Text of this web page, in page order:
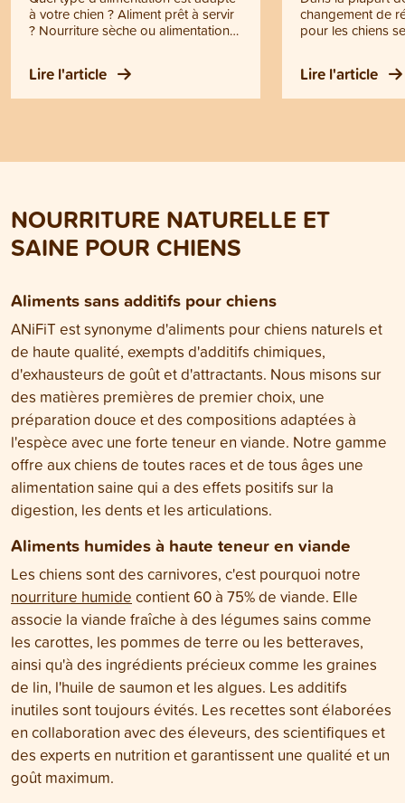
à votre chien ? Aliment prêt à servir
? Nourriture sèche ou alimentation
partie des préférences. En principe,
toutes ces variantes permettent une
découvrirez ce qui compte pour
Lire l'article
changement de
pour les chiens
transition aussi
possible pour
Lire l'article
NOURRITURE NATURELLE ET
SAINE POUR CHIENS
Aliments sans additifs pour chiens
ANiFiT est synonyme d'aliments pour chiens naturels et
de haute qualité, exempts d'additifs chimiques,
d'exhausteurs de goût et d'attractants. Nous misons sur
des matières premières de premier choix, une
préparation douce et des compositions adaptées à
l'espèce avec une forte teneur en viande. Notre gamme
offre aux chiens de toutes races et de tous âges une
alimentation saine qui a des effets positifs sur la
digestion, les dents et les articulations.
Aliments humides à haute teneur en viande
Les chiens sont des carnivores, c'est pourquoi notre
nourriture humide contient 60 à 75% de viande. Elle
associe la viande fraîche à des légumes sains comme
les carottes, les pommes de terre ou les betteraves,
ainsi qu'à des ingrédients précieux comme les graines
de lin, l'huile de saumon et les algues. Les additifs
inutiles sont toujours évités. Les recettes sont élaborées
en collaboration avec des éleveurs, des scientifiques et
des experts en nutrition et garantissent une qualité et un
goût maximum.